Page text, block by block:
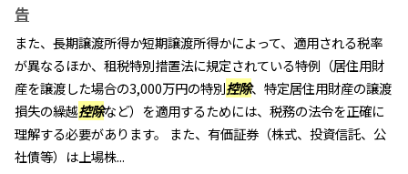
告
また、長期譲渡所得か短期譲渡所得かによって、適用される税率
が異なるほか、租税特別措置法に規定されている特例（居住用財
産を譲渡した場合の3,000万円の特別控除、特定居住用財産の譲渡
損失の繰越控除など）を適用するためには、税務の法令を正確に
理解する必要があります。 また、有価証券（株式、投資信託、公
社債等）は上場株...